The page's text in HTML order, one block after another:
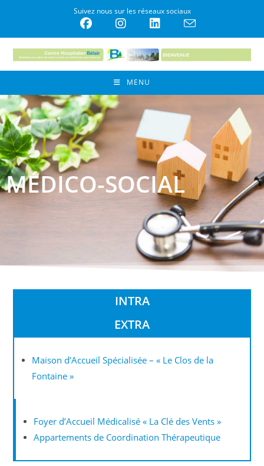
Suivez nous sur les réseaux sociaux
MENU
MÉDICO-SOCIAL
INTRA
EXTRA
Maison d’Accueil Spécialisée – « Le Clos de la
Fontaine »
Foyer d’Accueil Médicalisé « La Clé des Vents »
Appartements de Coordination Thérapeutique